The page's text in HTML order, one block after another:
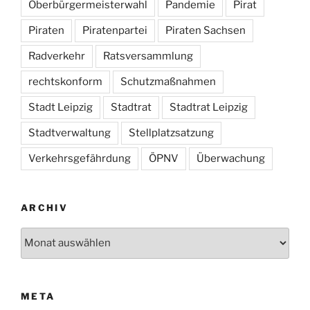
Oberbürgermeisterwahl Pandemie Pirat
Piraten Piratenpartei Piraten Sachsen
Radverkehr Ratsversammlung
rechtskonform Schutzmaßnahmen
Stadt Leipzig Stadtrat Stadtrat Leipzig
Stadtverwaltung Stellplatzsatzung
Verkehrsgefährdung ÖPNV Überwachung
ARCHIV
META